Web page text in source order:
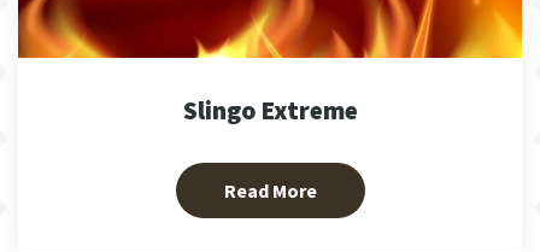
Slingo Extreme
Read More